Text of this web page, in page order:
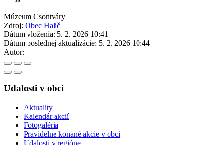
Múzeum Csontváry
Zdroj: Obec Halič
Dátum vloženia: 5. 2. 2026 10:41
Dátum poslednej aktualizácie: 5. 2. 2026 10:44
Autor:
Udalosti v obci
Aktuality
Kalendár akcií
Fotogaléria
Pravidelne konané akcie v obci
Udalosti v regióne